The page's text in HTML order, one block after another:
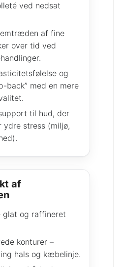
ved nedsat
af fine
over tid ved
og
back” med en mere
til hud, der
stress (miljø,
af
glat og raffineret
konturer –
hals og kæbelinje.